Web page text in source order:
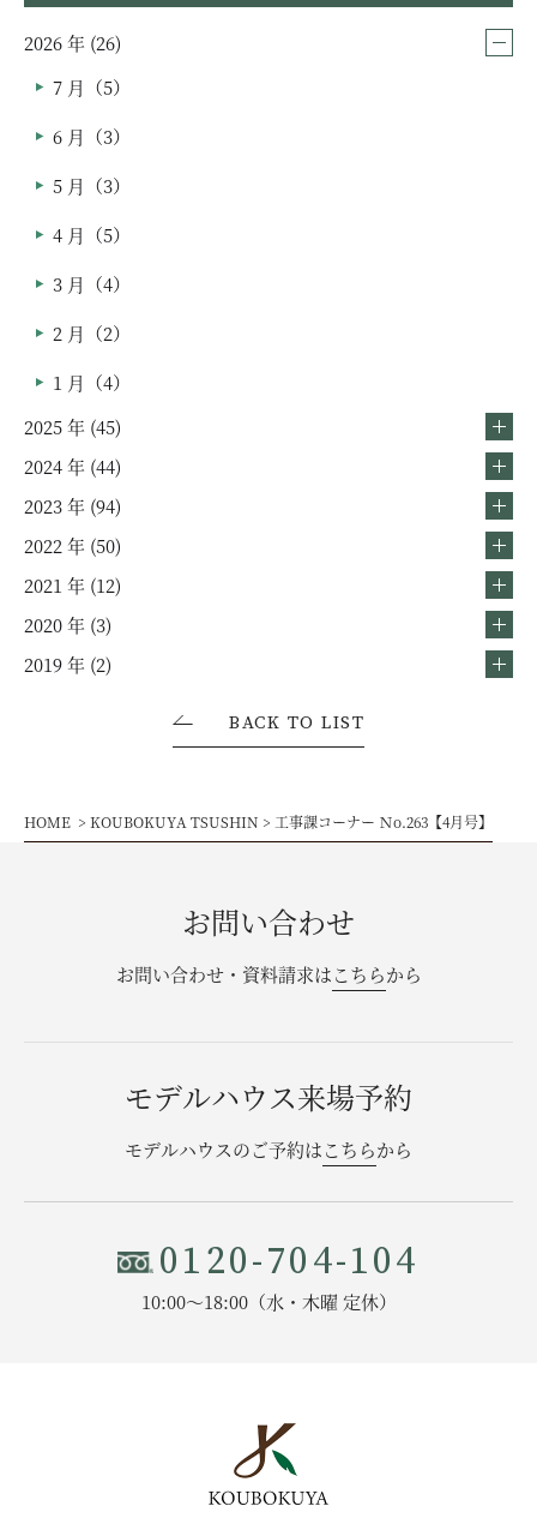
2026 年 (26)
7 月（5）
6 月（3）
5 月（3）
4 月（5）
3 月（4）
2 月（2）
1 月（4）
2025 年 (45)
2024 年 (44)
2023 年 (94)
2022 年 (50)
2021 年 (12)
2020 年 (3)
2019 年 (2)
BACK TO LIST
HOME KOUBOKUYA TSUSHIN 工事課コーナー Ｎo.263【4月号】
お問い合わせ
お問い合わせ・資料請求はこちらから
モデルハウス来場予約
モデルハウスのご予約はこちらから
0120-704-104
10:00〜18:00（水・木曜 定休）